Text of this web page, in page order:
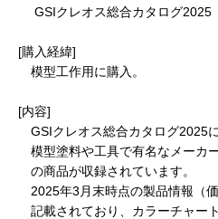
GSIクレオス総合カタログ2025
[購入経緯]
模型工作用に購入。
[内容]
GSIクレオス総合カタログ2025に
模型塗料や工具で有名なメーカ
の商品が収録されています。
2025年3月末時点の製品情報（
記載されており、カラーチャー